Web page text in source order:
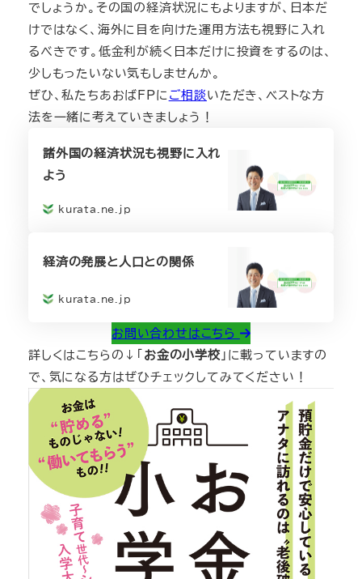
でしょうか。その国の経済状況にもよりますが、日本だ
けではなく、海外に目を向けた運用方法も視野に入れ
るべきです。低金利が続く日本だけに投資をするのは、
少しもったいない気もしませんか。
ぜひ、私たちあおばFPに ご相談いただき、ベストな方
法を一緒に考えていきましょう！
諸外国の経済状況も視野に入れ
よう
kurata.ne.jp
経済の発展と人口との関係
kurata.ne.jp
お問い合わせはこちら
詳しくはこちらの↓「 お金の小学校」に載っていますの
で、気になる方はぜひチェックしてみてください！